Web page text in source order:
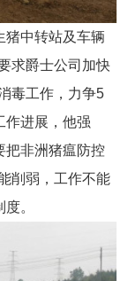
猪中转站及车辆
求爵士公司加快
毒工作，力争5
作进展，他强
把非洲猪瘟防控
削弱，工作不能
。